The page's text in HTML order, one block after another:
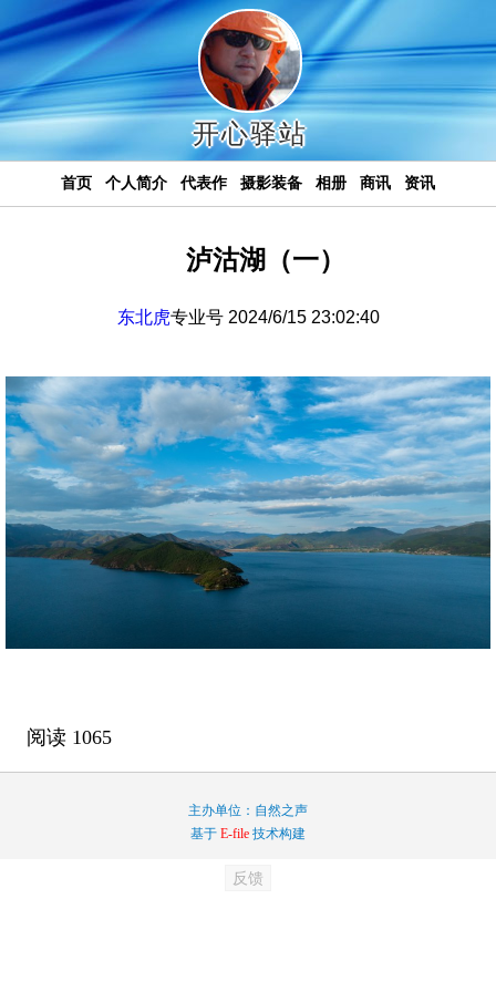
开心驿站
首页 个人简介 代表作 摄影装备 相册 商讯 资讯
泸沽湖（一）
东北虎专业号 2024/6/15 23:02:40
阅读 1065
主办单位：自然之声
基于 E-file 技术构建
反馈